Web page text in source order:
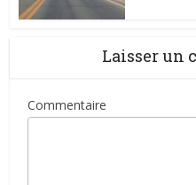
Laisser un
Commentaire